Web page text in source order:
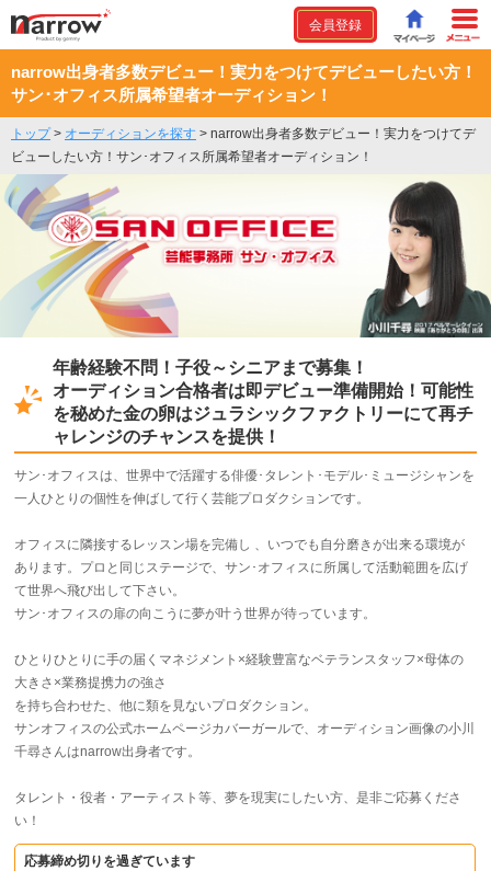
会員登録
narrow出身者多数デビュー！実力をつけてデビューしたい方！
サン･オフィス所属希望者オーディション！
トップ> オーディションを探す > narrow出身者多数デビュー！実力をつけてデ
ビューしたい方！サン･オフィス所属希望者オーディション！
年齢経験不問！子役～シニアまで募集！
オーディション合格者は即デビュー準備開始！可能性
を秘めた金の卵はジュラシックファクトリーにて再チ
ャレンジのチャンスを提供！
サン･オフィスは、世界中で活躍する俳優･タレント･モデル･ミュージシャンを
一人ひとりの個性を伸ばして行く芸能プロダクションです。
オフィスに隣接するレッスン場を完備し 、いつでも自分磨きが出来る環境が
あります。プロと同じステージで、サン･オフィスに所属して活動範囲を広げ
て世界へ飛び出して下さい。
サン･オフィスの扉の向こうに夢が叶う世界が待っています。
ひとりひとりに手の届くマネジメント×経験豊富なベテランスタッフ×母体の
大きさ×業務提携力の強さ
を持ち合わせた、他に類を見ないプロダクション。
サンオフィスの公式ホームページカバーガールで、オーディション画像の小川
千尋さんはnarrow出身者です。
タレント・役者・アーティスト等、夢を現実にしたい方、是非ご応募くださ
い！
応募締め切りを過ぎています